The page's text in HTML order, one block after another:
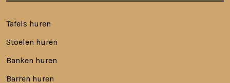
Tafels huren
Stoelen huren
Banken huren
Barren huren